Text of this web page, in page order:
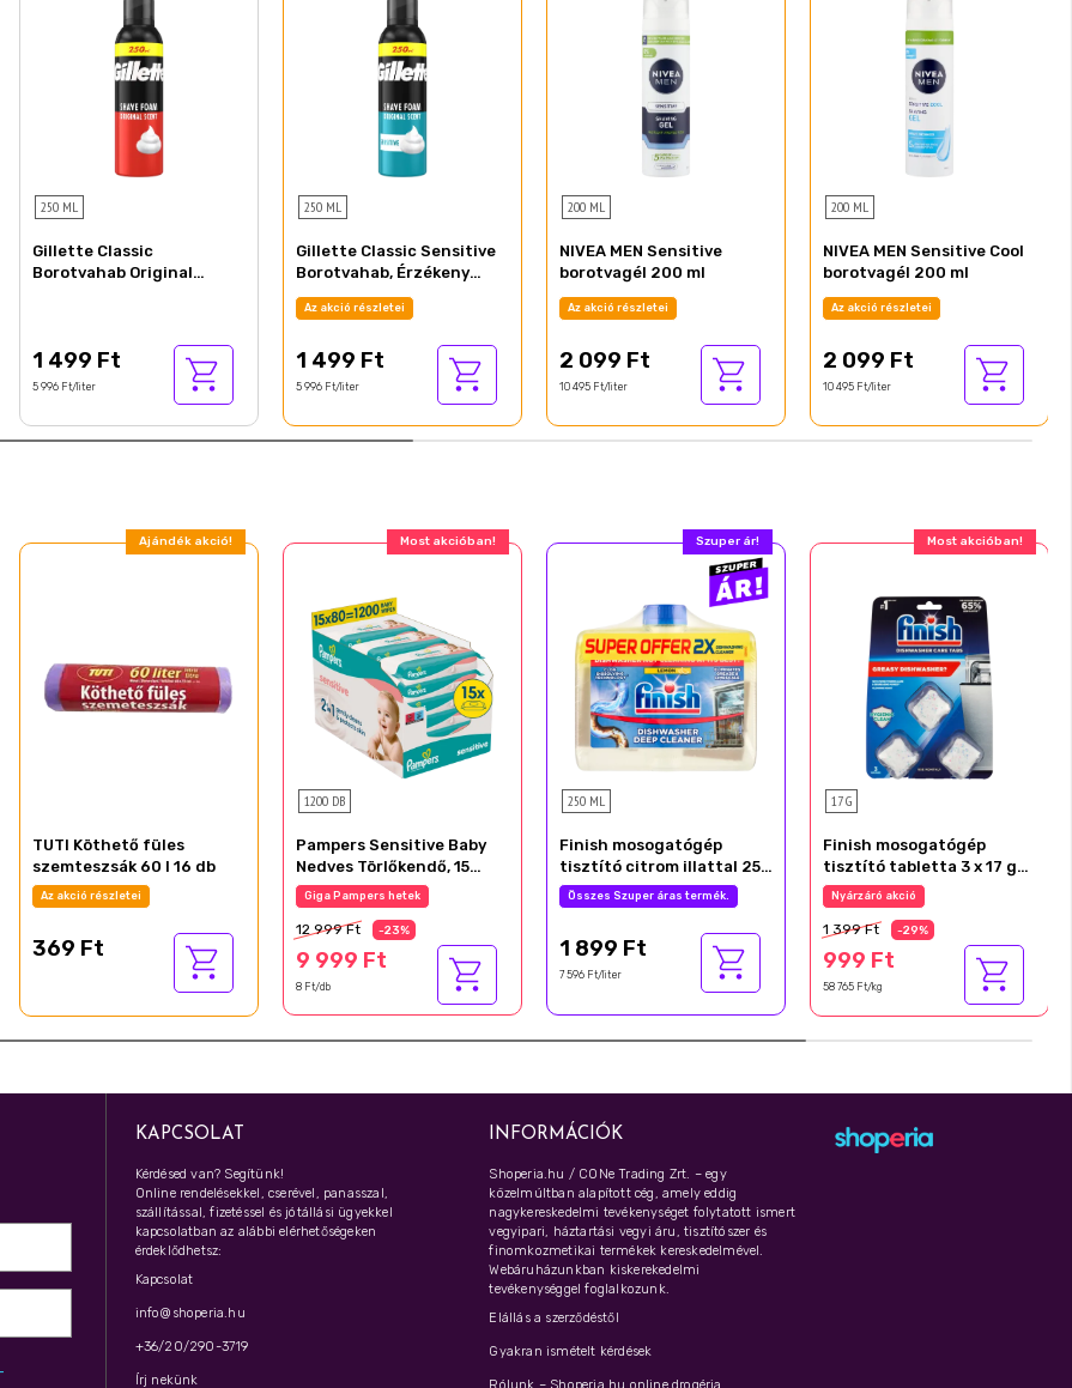
250 ML
Gillette Classic
Borotvahab Original
1 499 Ft
5 996 Ft/liter
250 ML
Gillette Classic Sensitive
Borotvahab, Érzékeny
Bőrre, 250 ml
Az akció részletei
1 499 Ft
5 996 Ft/liter
200 ML
NIVEA MEN Sensitive
borotvagél 200 ml
Az akció részletei
2 099 Ft
10 495 Ft/liter
200 ML
NIVEA MEN Sensitive Cool
borotvagél 200 ml
Az akció részletei
2 099 Ft
10 495 Ft/liter
Ajándék akció!
TUTI Köthető füles
szemteszsák 60 l 16 db
Az akció részletei
369 Ft
Most akcióban!
1200 DB
Pampers Sensitive Baby
Nedves Törlőkendő, 15
Csomag x 80 Törlőkendő =
1200 db Baba Nedves
Törlőkendő
Giga Pampers hetek
12 999 Ft -23%
9 999 Ft
8 Ft/db
Szuper ár!
250 ML
Finish mosogatógép
tisztító citrom illattal 250
mlÖsszes Szuper áras termék.
1 899 Ft
7 596 Ft/liter
Most akcióban!
17 G
Finish mosogatógép
tisztító tabletta 3 x 17 g
(51 g)
Nyárzáró akció
1 399 Ft -29%
999 Ft
58 765 Ft/kg
KAPCSOLAT
Kérdésed van? Segítünk!
Online rendelésekkel, cserével, panasszal,
szállítással, fizetéssel és jótállási ügyekkel
kapcsolatban az alábbi elérhetőségeken
érdeklődhetsz:
Kapcsolat
info@shoperia.hu
+36/20/290-3719
Írj nekünk
INFORMÁCIÓK
Shoperia.hu / CONe Trading Zrt. – egy
közelmúltban alapított cég, amely eddig
nagykereskedelmi tevékenységet folytatott ismert
vegyipari, háztartási vegyi áru, tisztítószer és
finomkozmetikai termékek kereskedelmével.
Webáruházunkban kiskerekedelmi
tevékenységgel foglalkozunk.
Elállás a szerződéstől
Gyakran ismételt kérdések
Rólunk – Shoperia.hu online drogéria